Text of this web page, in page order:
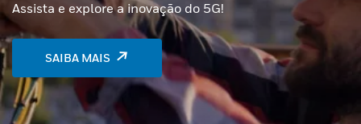
Assista e explore a inovação do 5G!
SAIBA MAIS